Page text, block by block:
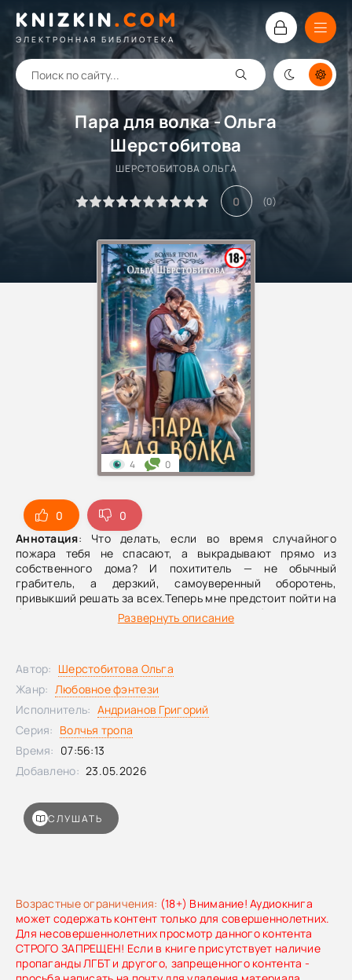
KNIZKIN.COM
ЭЛЕКТРОННАЯ БИБЛИОТЕКА
Пара для волка - Ольга
Шерстобитова
ШЕРСТОБИТОВА ОЛЬГА
0 (0)
0
0
Аннотация: Что делать, если во время случайного
пожара тебя не спасают, а выкрадывают прямо из
собственного дома? И похититель — не обычный
грабитель, а дерзкий, самоуверенный оборотень,
привыкший решать за всех.Теперь мне предстоит пойти на
безумную сделку с этим хвостатым, чтобы взять под
контроль внезапно проснувшийся дар.И если бы на этом
огня. Пламя его янтарных глаз манит и пугает
одновременно, и я снова рискую сгореть дотла. Только
теперь — от самой настоящей любви.
Развернуть описание
Возрастные ограничения: (18+) Внимание! Аудиокнига
может содержать контент только для совершеннолетних.
Для несовершеннолетних просмотр данного контента
СТРОГО ЗАПРЕЩЕН! Если в книге присутствует наличие
пропаганды ЛГБТ и другого, запрещенного контента -
4 0
СЛУШАТЬ
Автор: Шерстобитова Ольга
Жанр: Любовное фэнтези
Исполнитель: Андрианов Григорий
Серия: Волчья тропа
Время: 07:56:13
Добавлено: 23.05.2026